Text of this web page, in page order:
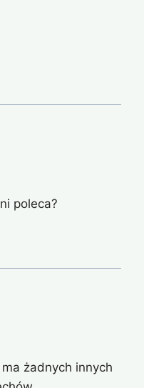
poleca?
żadnych innych